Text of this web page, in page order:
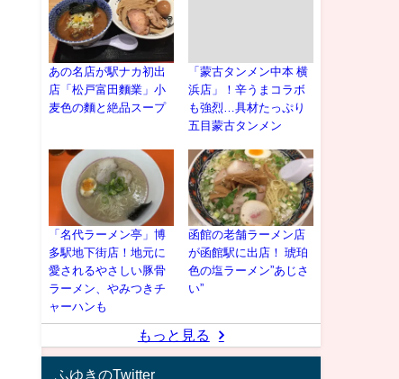
あの名店が駅ナカ初出
店「松戸富田麵業」小
麦色の麵と絶品スープ
「蒙古タンメン中本 横
浜店」！辛うまコラボ
も強烈…具材たっぷり
五目蒙古タンメン
「名代ラーメン亭」博
多駅地下街店！地元に
愛されるやさしい豚骨
ラーメン、やみつきチ
ャーハンも
函館の老舗ラーメン店
が函館駅に出店！ 琥珀
色の塩ラーメン”あじさ
い”
もっと見る
ふゆきのTwitter